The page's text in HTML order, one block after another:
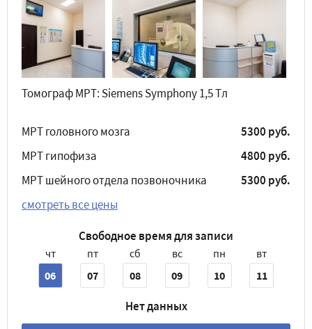
Томограф МРТ: Siemens Symphony 1,5 Tл
МРТ головного мозга
5300 руб.
МРТ гипофиза
4800 руб.
МРТ шейного отдела позвоночника
5300 руб.
смотреть все цены
Свободное время для записи
чт
06
пт
07
сб
08
вс
09
пн
10
вт
11
Нет данных